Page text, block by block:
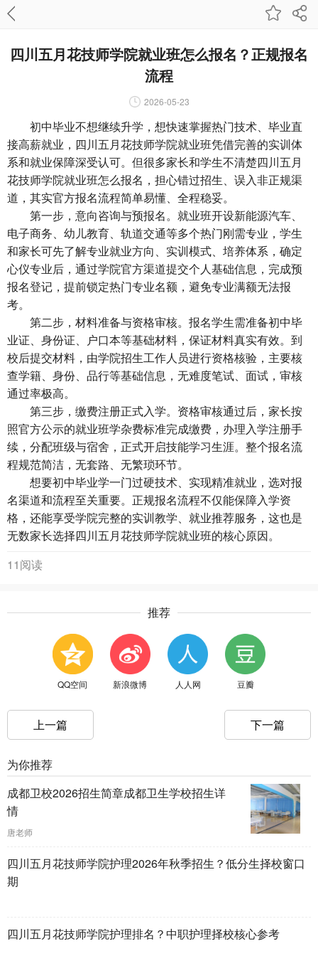
四川五月花技师学院就业班怎么报名？正规报名
流程
2026-05-23
初中毕业不想继续升学，想快速掌握热门技术、毕业直
接高薪就业，四川五月花技师学院就业班凭借完善的实训体
系和就业保障深受认可。但很多家长和学生不清楚四川五月
花技师学院就业班怎么报名，担心错过招生、误入非正规渠
道，其实官方报名流程简单易懂、全程稳妥。
第一步，意向咨询与预报名。就业班开设新能源汽车、
电子商务、幼儿教育、轨道交通等多个热门刚需专业，学生
和家长可先了解专业就业方向、实训模式、培养体系，确定
心仪专业后，通过学院官方渠道提交个人基础信息，完成预
报名登记，提前锁定热门专业名额，避免专业满额无法报
考。
第二步，材料准备与资格审核。报名学生需准备初中毕
业证、身份证、户口本等基础材料，保证材料真实有效。到
校后提交材料，由学院招生工作人员进行资格核验，主要核
查学籍、身份、品行等基础信息，无难度笔试、面试，审核
通过率极高。
第三步，缴费注册正式入学。资格审核通过后，家长按
照官方公示的就业班学杂费标准完成缴费，办理入学注册手
续，分配班级与宿舍，正式开启技能学习生涯。整个报名流
程规范简洁，无套路、无繁琐环节。
想要初中毕业学一门过硬技术、实现精准就业，选对报
名渠道和流程至关重要。正规报名流程不仅能保障入学资
格，还能享受学院完整的实训教学、就业推荐服务，这也是
无数家长选择四川五月花技师学院就业班的核心原因。
11阅读
推荐
QQ空间 新浪微博 人人网 豆瓣
上一篇 下一篇
为你推荐
成都卫校2026招生简章成都卫生学校招生详
情
唐老师
四川五月花技师学院护理2026年秋季招生？低分生择校窗口
期
四川五月花技师学院护理排名？中职护理择校核心参考